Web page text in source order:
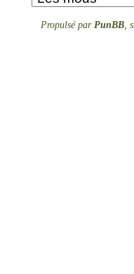
Propulsé par PunBB,